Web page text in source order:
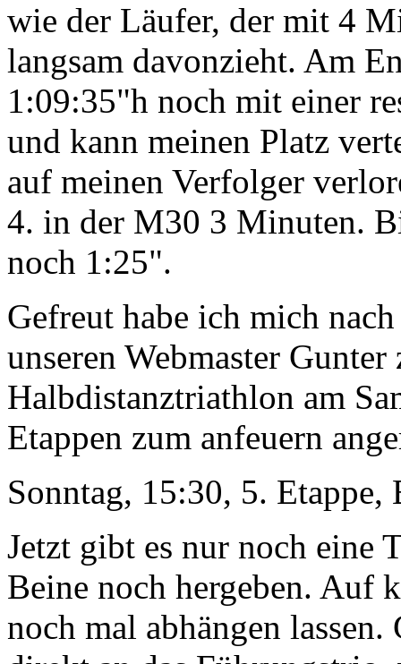
wie der Läufer, der mit 4
langsam davonzieht. Am
1:09:35"h noch mit einer
und kann meinen Platz
auf meinen Verfolger
4. in der M30 3 Minuten.
noch 1:25".
Gefreut habe ich mich
unseren Webmaster
Halbdistanztriathlon am
Etappen zum anfeuern
Sonntag, 15:30, 5. Etappe,
Jetzt gibt es nur noch eine
Beine noch hergeben. Auf
noch mal abhängen